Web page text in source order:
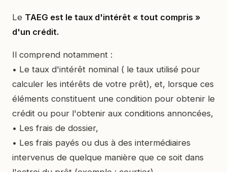
Le TAEG est le taux d'intérêt « tout compris »
d'un crédit.
Il comprend notamment :
• Le taux d'intérêt nominal ( le taux utilisé pour
calculer les intérêts de votre prêt), et, lorsque ces
éléments constituent une condition pour obtenir le
crédit ou pour l'obtenir aux conditions annoncées,
• Les frais de dossier,
• Les frais payés ou dus à des intermédiaires
intervenus de quelque manière que ce soit dans